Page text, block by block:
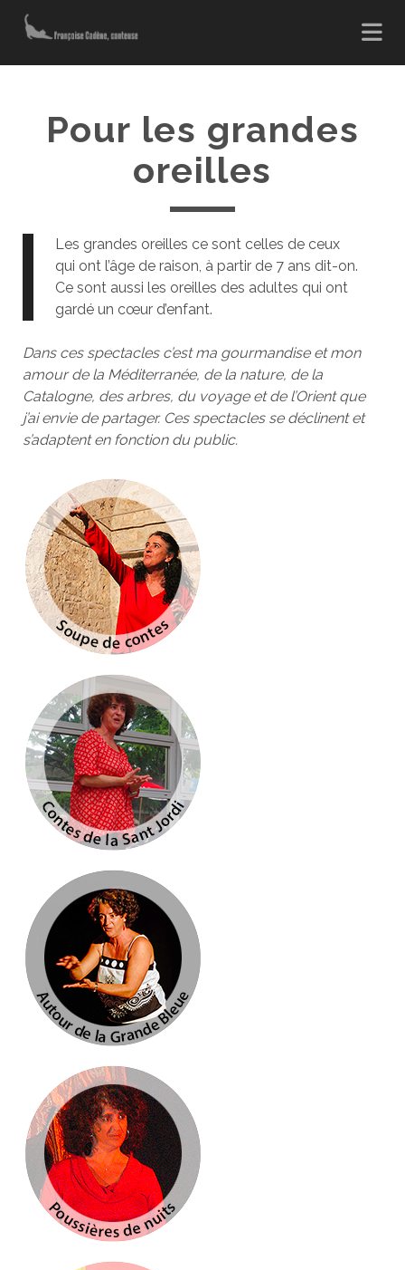
Pour les grandes
oreilles
Les grandes oreilles ce sont celles de ceux
qui ont l’âge de raison, à partir de 7 ans dit-on.
Ce sont aussi les oreilles des adultes qui ont
gardé un cœur d’enfant.
Dans ces spectacles c’est ma gourmandise et mon
amour de la Méditerranée, de la nature, de la
Catalogne, des arbres, du voyage et de l’Orient que
j’ai envie de partager. Ces spectacles se déclinent et
s’adaptent en fonction du public.